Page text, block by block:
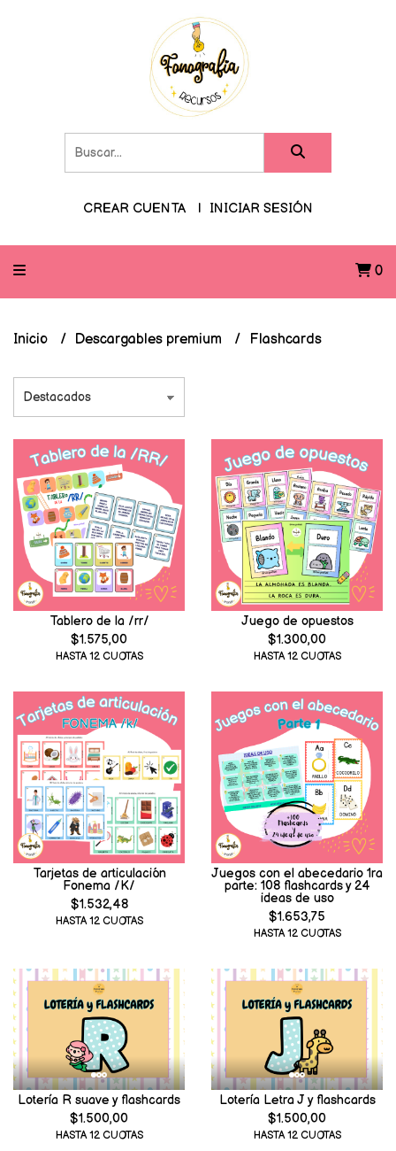
CREAR CUENTA INICIAR SESIÓN
0
Inicio Descargables premium Flashcards
Tablero de la /rr/
$1.575,00
HASTA 12 CUOTAS
Juego de opuestos
$1.300,00
HASTA 12 CUOTAS
Tarjetas de articulación
Fonema /K/
$1.532,48
HASTA 12 CUOTAS
Juegos con el abecedario 1ra
parte: 108 flashcards y 24
ideas de uso
$1.653,75
HASTA 12 CUOTAS
Lotería R suave y flashcards
$1.500,00
HASTA 12 CUOTAS
Lotería Letra J y flashcards
$1.500,00
HASTA 12 CUOTAS